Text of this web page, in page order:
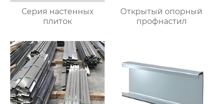
Серия настенных
плиток
Открытый опорный
профнастил